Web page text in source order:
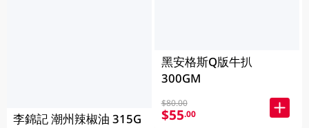
李錦記 潮州辣椒油 315G
黑安格斯Q版牛扒
300GM
$80.00
$55.00